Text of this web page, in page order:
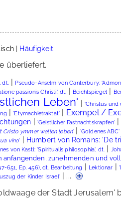
| Häufigkeit
überliefert.
dt.| Pseudo-Anselm von Canterbury:
passionis Christi', dt. | Beichtspiegel |
Leben' |'Christus und
|'Etymachietraktat' | Exempel /
| 'Geistlicher Fastnachtskrapfen'|
Cristo ymmer wellen leben' | 'Goldenes ABC'
vino' | Humbert von Romans: 'De
von Kastl: 'Spiritualis philosophia', dt. |
anfangenden, zunehmenden und
651, Ep. 456), dt. Bearbeitung | Lektionar |
der Kinder Israel'| ...
der Stadt Jerusalem'